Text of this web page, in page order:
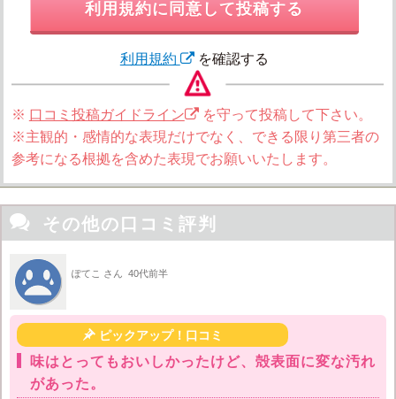
利用規約に同意して投稿する
利用規約 を確認する
※ 口コミ投稿ガイドライン
を守って投稿して下さい。
※主観的・感情的な表現だけでなく、できる限り第三者の
参考になる根拠を含めた表現でお願いいたします。
 その他の口コミ評判
ぽてこ さん 40代前半
ピックアップ！口コミ
味はとってもおいしかったけど、殻表面に変な汚れ
があった。